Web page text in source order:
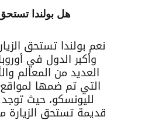
هل بولندا
نعم بولندا تستحق
وأكبر الدول في
العديد من المعالم
التي تم ضمها لمواقع
لليونسكو، حيث توجد
قديمة تستحق الزيارة